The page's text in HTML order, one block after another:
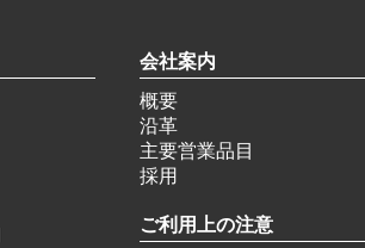
会社案内
概要
沿革
主要営業品目
採用
ご利用上の注意